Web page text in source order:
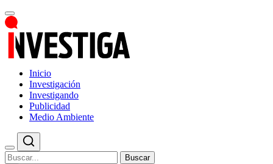
Inicio
Investigación
Investigando
Publicidad
Medio Ambiente
Buscar